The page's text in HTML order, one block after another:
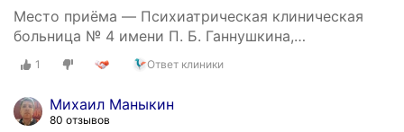
Место приёма — Психиатрическая клиническая
больница № 4 имени П. Б. Ганнушкина,
психоневрологический диспансер № 5, взрослое
отделение, улица Костякова, 8/6
1 Ответ клиники
Михаил Маныкин
80 отзывов